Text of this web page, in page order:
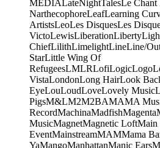
MEDIALateNightTalesLe Chant
NarthecophoreLeafLearning
ArtistsLeoLes DisquesLes
VictoLewisLiberationLiberty
ChiefLilithLimelightLineLine/
StarLittle Wing Of
RefugeesLMLRLofiLogicLogo
VistaLondonLong HairLook
EyeLouLoudLoveLovely Music
PigsM&LM2M2BAMAMA
RecordMachinaMadfishMagenta
MusicMagnetMagnetic LoftMain
EventMainstreamMAMMama
YaMangoManhattanManic Ears